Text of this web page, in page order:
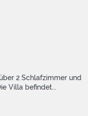
2 Schlafzimmer und
Villa befindet...